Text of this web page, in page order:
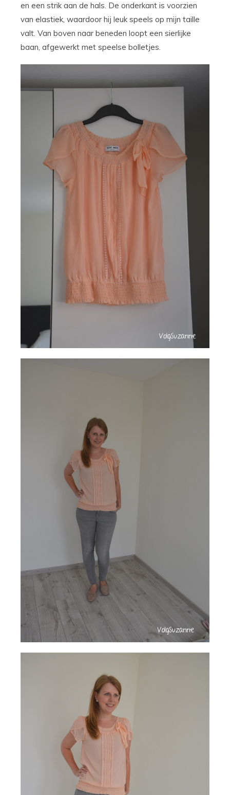
en een strik aan de hals. De onderkant is voorzien
van elastiek, waardoor hij leuk speels op mijn taille
valt. Van boven naar beneden loopt een sierlijke
baan, afgewerkt met speelse bolletjes.